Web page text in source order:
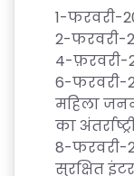
1-फरवरी-
2-फरवरी-
4-फ़रवरी-
6-फरवरी-
महिला
का
8-फरवरी-
सुरक्षित